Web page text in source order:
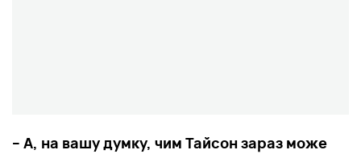
– А, на вашу думку, чим Тайсон зараз може